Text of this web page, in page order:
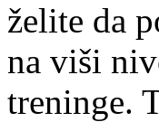
želite da
na viši
treninge.